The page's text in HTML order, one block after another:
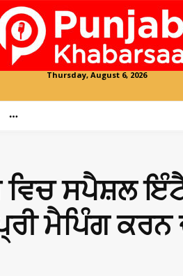
Thursday, August 6, 2026
ਵਿਚ
ਮੈਪਿੰਗ ਕਰਨ